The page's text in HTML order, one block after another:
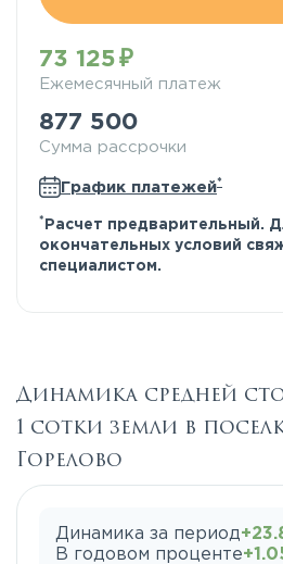
73 125
Ежемесячный платеж
877 500
Сумма рассрочки
График платежей*
* Расчет предварительный.
окончательных условий
специалистом.
Динамика средней
1 сотки земли в
Горелово
Динамика за период
В годовом проценте